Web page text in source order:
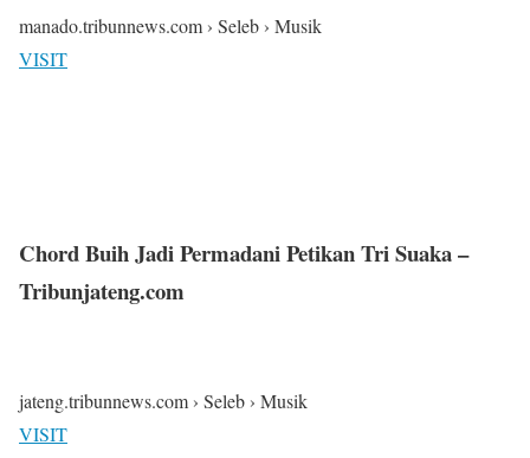
manado.tribunnews.com › Seleb › Musik
VISIT
Chord Buih Jadi Permadani Petikan Tri Suaka –
Tribunjateng.com
jateng.tribunnews.com › Seleb › Musik
VISIT